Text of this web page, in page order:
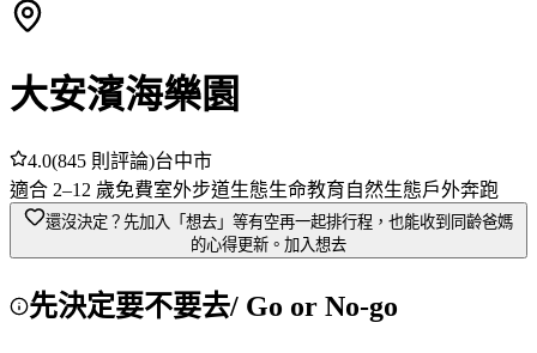
大安濱海樂園
4.0(845 則評論)台中市
適合 2–12 歲免費室外步道生態生命教育自然生態戶外奔跑
還沒決定？先加入「想去」 等有空再一起排行程，也能收到同齡爸媽
的心得更新。 加入想去
先決定要不要去/ Go or No-go